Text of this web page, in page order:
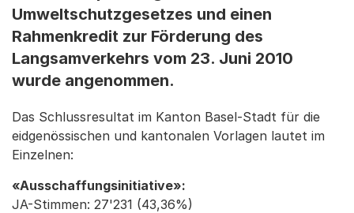
Umweltschutzgesetzes und einen
Rahmenkredit zur Förderung des
Langsamverkehrs vom 23. Juni 2010
wurde angenommen.
Das Schlussresultat im Kanton Basel-Stadt für die
eidgenössischen und kantonalen Vorlagen lautet im
Einzelnen:
«Ausschaffungsinitiative»:
JA-Stimmen: 27'231 (43,36%)